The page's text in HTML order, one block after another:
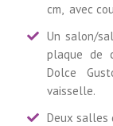
cm, avec
Un salon/
plaque de
Dolce
vaisselle.
Deux salles